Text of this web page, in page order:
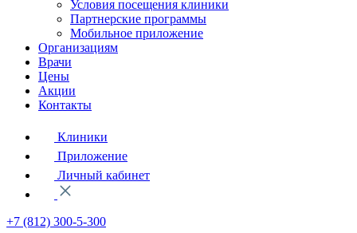
Условия посещения клиники
Партнерские программы
Мобильное приложение
Организациям
Врачи
Цены
Акции
Контакты
Клиники
Приложение
Личный кабинет
+7 (812) 300-5-300